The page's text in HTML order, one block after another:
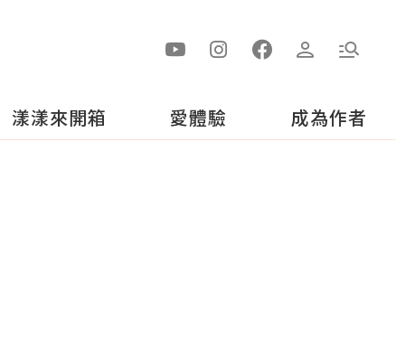
漾漾來開箱 愛體驗 成為作者